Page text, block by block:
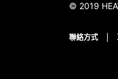
© 2019
聯絡方式